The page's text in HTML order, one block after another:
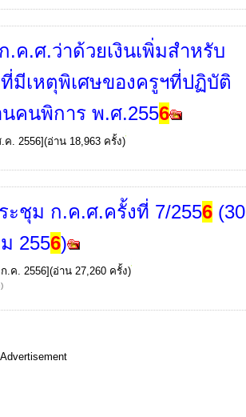
.ค.ศ.ว่าด้วยเงินเพิ่มสำหรับ
มีเหตุพิเศษของครูฯที่ปฏิบัติ
คนพิการ พ.ศ.2556
ค. 2556](อ่าน 18,963 ครั้ง)
ะชุม ก.ค.ศ.ครั้งที่ 7/2556 (30
2556)
.ค. 2556](อ่าน 27,260 ครั้ง)
Advertisement